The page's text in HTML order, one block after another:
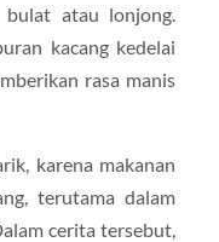
atau lonjong.
kacang kedelai
rasa manis
karena makanan
terutama dalam
cerita tersebut,